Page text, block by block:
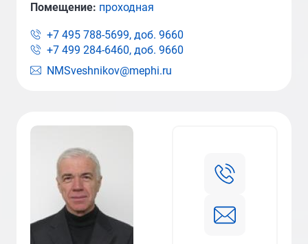
NMSveshnikov@mephi.ru
Помещение: проходная
+7 495 788-5699, доб. 9660
+7 499 284-6460, доб. 9660